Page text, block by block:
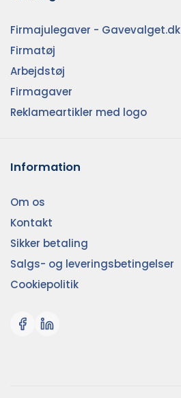
Firmajulegaver - Gavevalget.dk
Firmatøj
Arbejdstøj
Firmagaver
Reklameartikler med logo
Information
Om os
Kontakt
Sikker betaling
Salgs- og leveringsbetingelser
Cookiepolitik